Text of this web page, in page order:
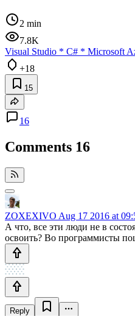
2 min
7.8K
Visual Studio * C# * Microsoft
+18
15
16
Comments 16
ZOXEXIVO Aug 17 2016 at
А что, все эти люди не в
освоить? Во программисты
Reply